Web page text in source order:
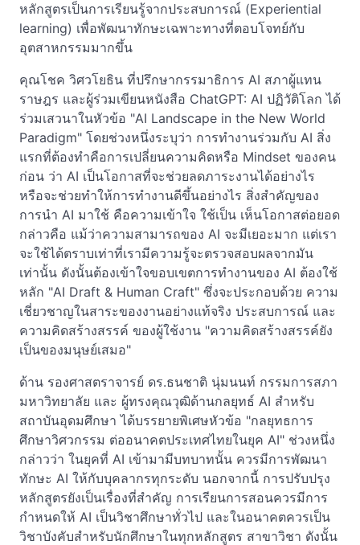
หลักสูตรเป็นการเรียนรู้จากประสบการณ์ (Experiential
learning) เพื่อพัฒนาทักษะเฉพาะทางที่ตอบโจทย์กับ
อุตสาหกรรมมากขึ้น
คุณโชค วิศวโยธิน ที่ปรึกษากรรมาธิการ AI สภาผู้แทน
ราษฎร และผู้ร่วมเขียนหนังสือ ChatGPT: AI ปฏิวัติโลก ได้
ร่วมเสวนาในหัวข้อ "AI Landscape in the New World
Paradigm" โดยช่วงหนึ่งระบุว่า การทำงานร่วมกับ AI สิ่ง
แรกที่ต้องทำคือการเปลี่ยนความคิดหรือ Mindset ของคน
ก่อน ว่า AI เป็นโอกาสที่จะช่วยลดภาระงานได้อย่างไร
หรือจะช่วยทำให้การทำงานดีขึ้นอย่างไร สิ่งสำคัญของ
การนำ AI มาใช้ คือความเข้าใจ ใช้เป็น เห็นโอกาสต่อยอด
กล่าวคือ แม้ว่าความสามารถของ AI จะมีเยอะมาก แต่เรา
จะใช้ได้ตราบเท่าที่เรามีความรู้จะตรวจสอบผลจากมัน
เท่านั้น ดังนั้นต้องเข้าใจขอบเขตการทำงานของ AI ต้องใช้
หลัก "AI Draft & Human Craft" ซึ่งจะประกอบด้วย ความ
เชี่ยวชาญในสาระของงานอย่างแท้จริง ประสบการณ์ และ
ความคิดสร้างสรรค์ ของผู้ใช้งาน "ความคิดสร้างสรรค์ยัง
เป็นของมนุษย์เสมอ"
ด้าน รองศาสตราจารย์ ดร.ธนชาติ นุ่มนนท์ กรรมการสภา
มหาวิทยาลัย และ ผู้ทรงคุณวุฒิด้านกลยุทธ์ AI สำหรับ
สถาบันอุดมศึกษา ได้บรรยายพิเศษหัวข้อ "กลยุทธการ
ศึกษาวิศวกรรม ต่ออนาคตประเทศไทยในยุค AI" ช่วงหนึ่ง
กล่าวว่า ในยุคที่ AI เข้ามามีบทบาทนั้น ควรมีการพัฒนา
ทักษะ AI ให้กับบุคลากรทุกระดับ นอกจากนี้ การปรับปรุง
หลักสูตรยังเป็นเรื่องที่สำคัญ การเรียนการสอนควรมีการ
กำหนดให้ AI เป็นวิชาศึกษาทั่วไป และในอนาคตควรเป็น
วิชาบังคับสำหรับนักศึกษาในทุกหลักสูตร สาขาวิชา ดังนั้น